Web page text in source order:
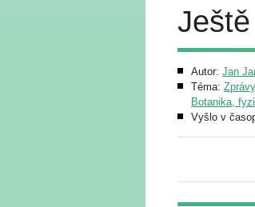
Autor: Jan
Téma:
Botanika,
Vyšlo v